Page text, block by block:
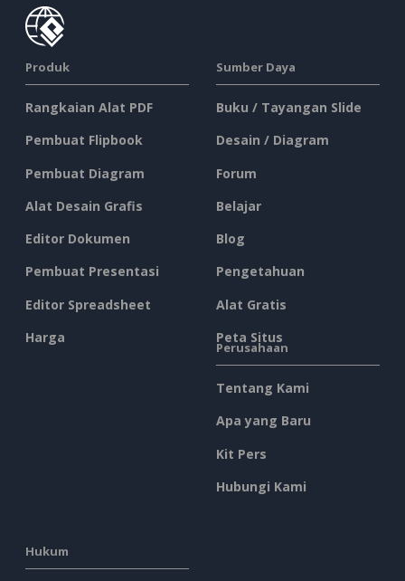
Produk
Rangkaian Alat PDF
Pembuat Flipbook
Pembuat Diagram
Alat Desain Grafis
Editor Dokumen
Pembuat Presentasi
Editor Spreadsheet
Harga
Sumber Daya
Buku / Tayangan Slide
Desain / Diagram
Forum
Belajar
Blog
Pengetahuan
Alat Gratis
Peta Situs
Perusahaan
Tentang Kami
Apa yang Baru
Kit Pers
Hubungi Kami
Hukum